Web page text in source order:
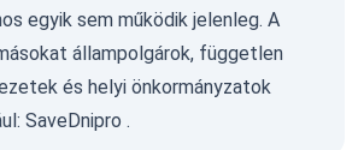
egyik sem működik jelenleg. A
állampolgárok, független
és helyi önkormányzatok
SaveDnipro .